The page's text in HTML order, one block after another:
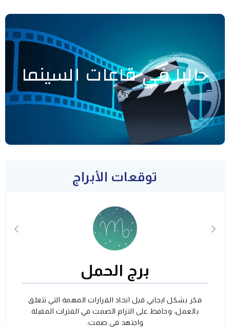
حاليا في قاعات السينما
توقعات الأبراج
برج الحمل
فكر بشكل ايجابي قبل اتخاذ القرارات المهمة التي تتعلق
بالعمل، وحافظ على التزام الصمت في الفترات المقبلة
واجتهد في صمت.